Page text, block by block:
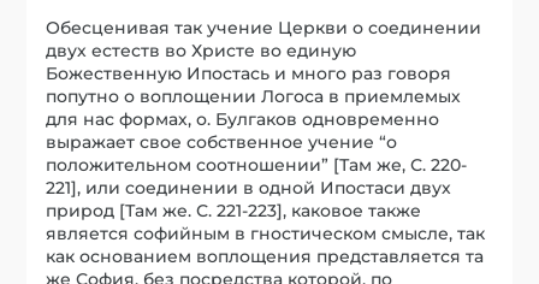
Обесценивая так учение Церкви о соединении
двух естеств во Христе во единую
Божественную Ипостась и много раз говоря
попутно о воплощении Логоса в приемлемых
для нас формах, о. Булгаков одновременно
выражает свое собственное учение “о
положительном соотношении” [Там же, С. 220-
221], или соединении в одной Ипостаси двух
природ [Там же. С. 221-223], каковое также
является софийным в гностическом смысле, так
как основанием воплощения представляется та
же София, без посредства которой, по